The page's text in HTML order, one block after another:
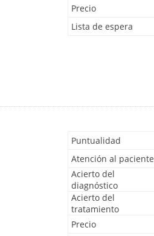
Precio
Lista de espera
Puntualidad
Atención al paciente
Acierto del
diagnóstico
Acierto del
tratamiento
Precio